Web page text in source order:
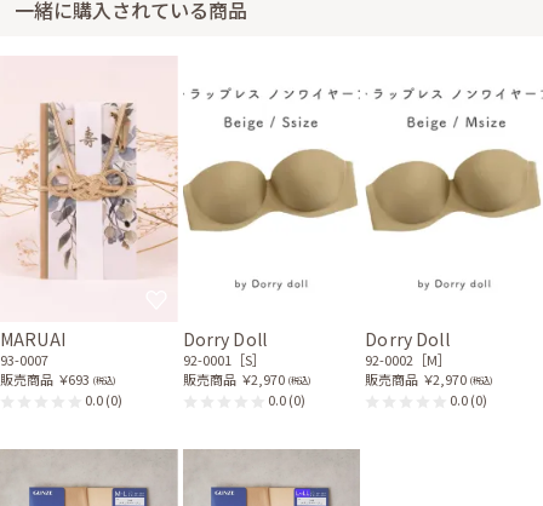
一緒に購入されている商品
MARUAI
93-0007
販売商品 ￥693 (税込)
0.0(0)
Dorry Doll
92-0001［S］
販売商品 ￥2,970 (税込)
0.0(0)
Dorry Doll
92-0002［M］
販売商品 ￥2,970 (税込)
0.0(0)